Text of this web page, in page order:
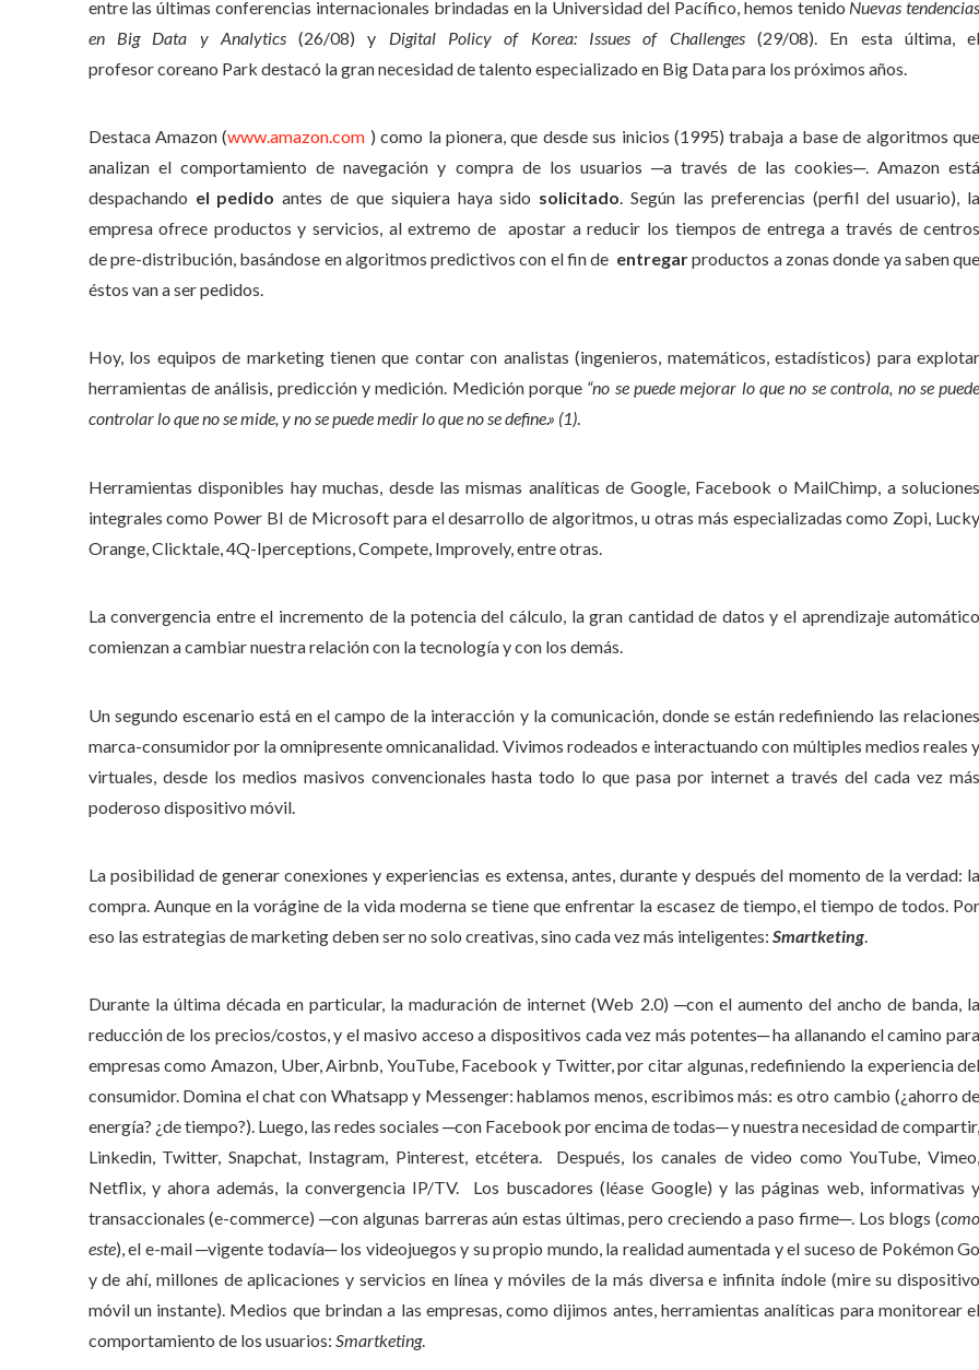
entre las últimas conferencias internacionales brindadas en la Universidad del Pacífico, hemos tenido Nuevas tendencias
en Big Data y Analytics(26/08) y Digital Policy of Korea: Issues of Challenges(29/08). En esta última, el
profesor coreano Park destacó la gran necesidad de talento especializado en Big Data para los próximos años.
Destaca Amazon (www.amazon.com ) como la pionera, que desde sus inicios (1995) trabaja a base de algoritmos que
analizan el comportamiento de navegación y compra de los usuarios ─a través de las cookies─. Amazon está
despachando el pedido antes de que siquiera haya sido solicitado. Según las preferencias (perfil del usuario), la
empresa ofrece productos y servicios, al extremo de apostar a reducir los tiempos de entrega a través de centros
de pre-distribución, basándose en algoritmos predictivos con el fin de entregarproductos a zonas donde ya saben que
éstos van a ser pedidos.
Hoy, los equipos de marketing tienen que contar con analistas (ingenieros, matemáticos, estadísticos) para explotar
herramientas de análisis, predicción y medición. Medición porque “no se puede mejorar lo que no se controla, no se puede
controlar lo que no se mide, y no se puede medir lo que no se define.» (1).
Herramientas disponibles hay muchas, desde las mismas analíticas de Google, Facebook o MailChimp, a soluciones
integrales como Power BI de Microsoft para el desarrollo de algoritmos, u otras más especializadas como Zopi, Lucky
Orange, Clicktale, 4Q-Iperceptions, Compete, Improvely, entre otras.
La convergencia entre el incremento de la potencia del cálculo, la gran cantidad de datos y el aprendizaje automático
comienzan a cambiar nuestra relación con la tecnología y con los demás.
Un segundo escenario está en el campo de la interacción y la comunicación, donde se están redefiniendo las relaciones
marca-consumidor por la omnipresente omnicanalidad. Vivimos rodeados e interactuando con múltiples medios reales y
virtuales, desde los medios masivos convencionales hasta todo lo que pasa por internet a través del cada vez más
poderoso dispositivo móvil.
La posibilidad de generar conexiones y experiencias es extensa, antes, durante y después del momento de la verdad: la
compra. Aunque en la vorágine de la vida moderna se tiene que enfrentar la escasez de tiempo, el tiempo de todos. Por
eso las estrategias de marketing deben ser no solo creativas, sino cada vez más inteligentes: Smartketing.
Durante la última década en particular, la maduración de internet (Web 2.0) ─con el aumento del ancho de banda, la
reducción de los precios/costos, y el masivo acceso a dispositivos cada vez más potentes─ ha allanando el camino para
empresas como Amazon, Uber, Airbnb, YouTube, Facebook y Twitter, por citar algunas, redefiniendo la experiencia del
consumidor. Domina el chat con Whatsapp y Messenger: hablamos menos, escribimos más: es otro cambio (¿ahorro de
energía? ¿de tiempo?). Luego, las redes sociales ─con Facebook por encima de todas─ y nuestra necesidad de compartir,
Linkedin, Twitter, Snapchat, Instagram, Pinterest, etcétera. Después, los canales de video como YouTube, Vimeo,
Netflix, y ahora además, la convergencia IP/TV. Los buscadores (léase Google) y las páginas web, informativas y
transaccionales (e-commerce) ─con algunas barreras aún estas últimas, pero creciendo a paso firme─. Los blogs (como
este), el e-mail ─vigente todavía─ los videojuegos y su propio mundo, la realidad aumentada y el suceso de Pokémon Go
y de ahí, millones de aplicaciones y servicios en línea y móviles de la más diversa e infinita índole (mire su dispositivo
móvil un instante). Medios que brindan a las empresas, como dijimos antes, herramientas analíticas para monitorear el
comportamiento de los usuarios: Smartketing.